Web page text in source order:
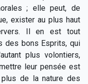
; elle peut, de
exister au plus haut
Il en est tout
des bons Esprits, qui
plus volontiers,
leur pensée est
de la nature des